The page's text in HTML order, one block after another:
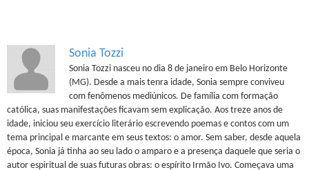
Sonia Tozzi
Sonia Tozzi nasceu no dia 8 de janeiro em Belo Horizonte
(MG). Desde a mais tenra idade, Sonia sempre conviveu
com fenômenos mediúnicos. De família com formação
católica, suas manifestações ficavam sem explicação. Aos treze anos de
idade, iniciou seu exercício literário escrevendo poemas e contos com um
tema principal e marcante em seus textos: o amor. Sem saber, desde aquela
época, Sonia já tinha ao seu lado o amparo e a presença daquele que seria o
autor espiritual de suas futuras obras: o espírito Irmão Ivo. Começava uma